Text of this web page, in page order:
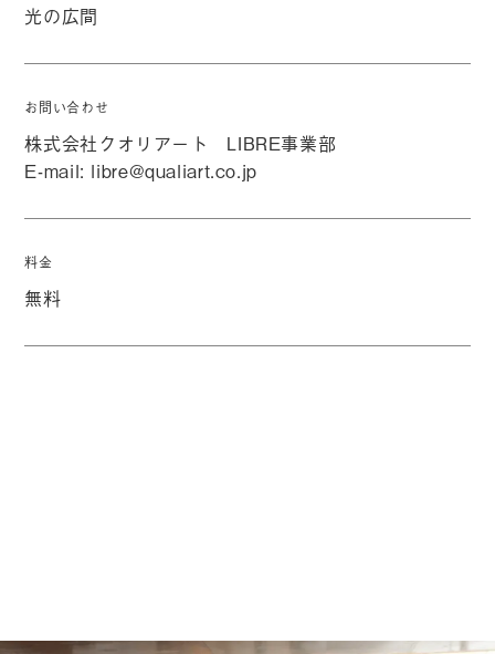
光の広間
お問い合わせ
株式会社クオリアート LIBRE事業部
E-mail: libre@qualiart.co.jp
料金
無料